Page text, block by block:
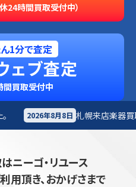
24時間買取受付中）
1分で査定
ェブ査定
間買取受付中
店 楽器買取査定依頼がありました。
ニーゴ・リユース
用頂き、おかげさまで